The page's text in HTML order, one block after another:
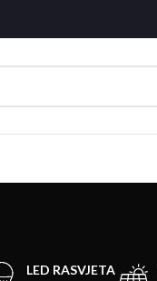
LED RASVJETA